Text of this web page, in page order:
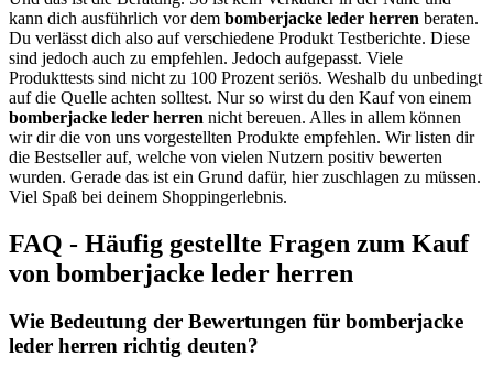
kann dich ausführlich vor dem bomberjacke leder herren beraten.
Du verlässt dich also auf verschiedene Produkt Testberichte. Diese
sind jedoch auch zu empfehlen. Jedoch aufgepasst. Viele
Produkttests sind nicht zu 100 Prozent seriös. Weshalb du unbedingt
auf die Quelle achten solltest. Nur so wirst du den Kauf von einem
bomberjacke leder herren nicht bereuen. Alles in allem können
wir dir die von uns vorgestellten Produkte empfehlen. Wir listen dir
die Bestseller auf, welche von vielen Nutzern positiv bewerten
wurden. Gerade das ist ein Grund dafür, hier zuschlagen zu müssen.
Viel Spaß bei deinem Shoppingerlebnis.
FAQ - Häufig gestellte Fragen zum Kauf
von bomberjacke leder herren
Wie Bedeutung der Bewertungen für bomberjacke
leder herren richtig deuten?